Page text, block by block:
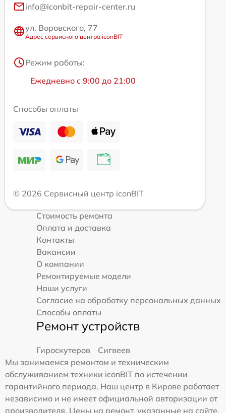
info@iconbit-repair-center.ru
ул. Воровского, 77
Адрес сервисного центра iconBIT
Режим работы:
Ежедневно с 9:00 до 21:00
Способы оплаты
© 2026 Сервисный центр iconBIT
Стоимость ремонта
Оплата и доставка
Контакты
Вакансии
О компании
Ремонтируемые модели
Наши услуги
Согласие на обработку персональных данных
Способы оплаты
Ремонт устройств
Гироскутеров
Сигвеев
Мы занимаемся ремонтом и техническим
обслуживанием техники iconBIT по истечении
гарантийного периода. Наш центр в Кирове работает
независимо и не имеет официальной авторизации от
производителя. Цены на ремонт, указанные на сайте,